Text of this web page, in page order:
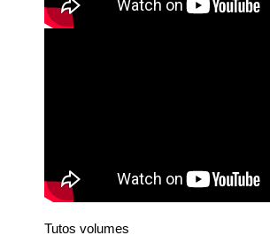
Tutos volumes